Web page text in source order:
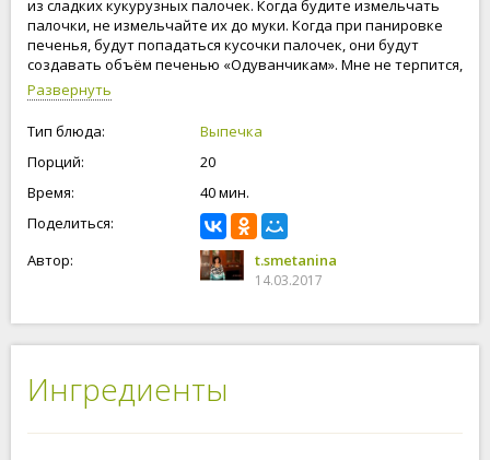
из сладких кукурузных палочек. Когда будите измельчать
палочки, не измельчайте их до муки. Когда при панировке
печенья, будут попадаться кусочки палочек, они будут
создавать объём печенью «Одуванчикам». Мне не терпится,
увидеть результат выпечки. Приступим!
Развернуть
Тип блюда:
Выпечка
Порций:
20
Время:
40 мин.
Поделиться:
Автор:
t.smetanina
14.03.2017
Ингредиенты